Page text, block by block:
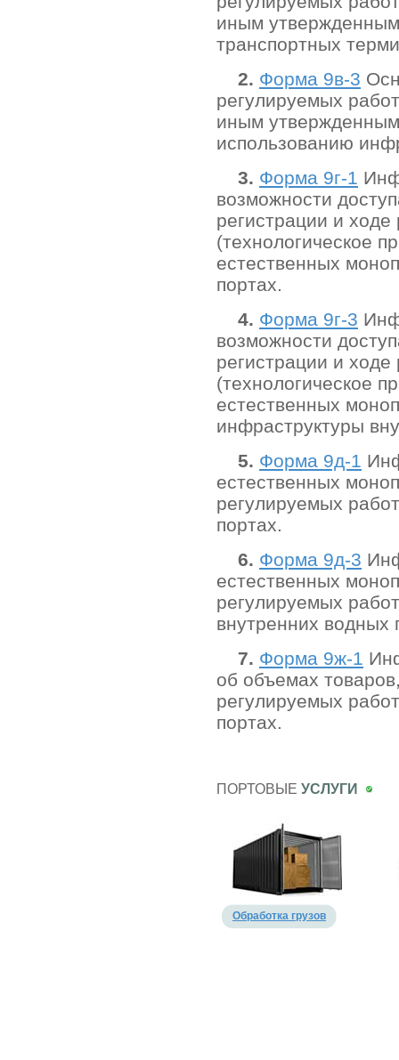
иным утвержденным
транспортных
2. Форма 9в-3
регулируемых
иным утвержденным
использованию
3. Форма 9г-1
возможности
регистрации и
(технологическое
естественных
портах.
4. Форма 9г-3
возможности
регистрации и
(технологическое
естественных
инфраструктуры
5. Форма 9д-1
естественных
регулируемых
портах.
6. Форма 9д-3
естественных
регулируемых
внутренних водных
7. Форма 9ж-1
об объемах
регулируемых
портах.
ПОРТОВЫЕ УСЛУГИ
Обработка грузов